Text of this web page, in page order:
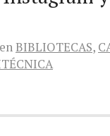
enBIBLIOTECAS,